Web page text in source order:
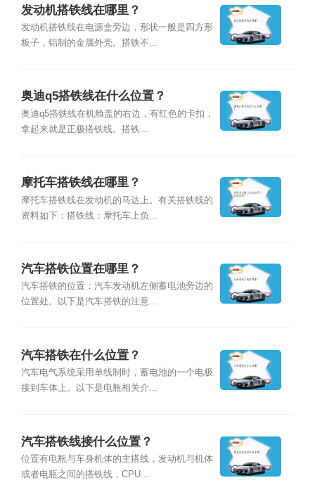
发动机搭铁线在哪里？
发动机搭铁线在电源盒旁边，形状一般是四方形
板子，铝制的金属外壳。搭铁不...
奥迪q5搭铁线在什么位置？
奥迪q5搭铁线在机舱盖的右边，有红色的卡扣，
拿起来就是正极搭铁线。搭铁...
摩托车搭铁线在哪里？
摩托车搭铁线在发动机的马达上。有关搭铁线的
资料如下：搭铁线：摩托车上负...
汽车搭铁位置在哪里？
汽车搭铁的位置：汽车发动机左侧蓄电池旁边的
位置处。以下是汽车搭铁的注意...
汽车搭铁在什么位置？
汽车电气系统采用单线制时，蓄电池的一个电极
接到车体上。以下是电瓶相关介...
汽车搭铁线接什么位置？
位置有电瓶与车身机体的主搭线，发动机与机体
或者电瓶之间的搭铁线，CPU...